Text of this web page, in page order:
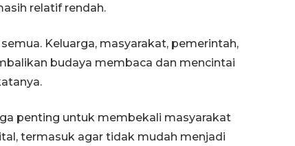
relatif rendah.
Keluarga, masyarakat, pemerintah,
budaya membaca dan mencintai
penting untuk membekali masyarakat
termasuk agar tidak mudah menjadi